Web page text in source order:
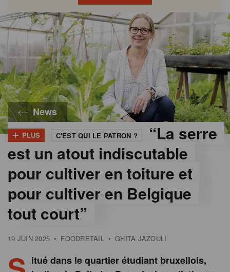
News
+ PLUS C'EST QUI LE PATRON ?
“La serre
est un atout indiscutable
pour cultiver en toiture et
pour cultiver en Belgique
tout court”
19 JUIN 2025 • FOODRETAIL • GHITA JAZOULI
Catherine
Linkens
itué dans le quartier étudiant bruxellois,
Gondola
academy
Gondola
society